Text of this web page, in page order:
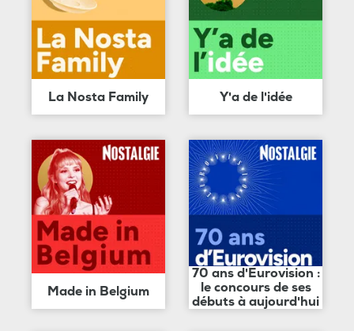
La Nosta Family Y'a de l'idée
Made in Belgium
70 ans d'Eurovision :
le concours de ses
débuts à aujourd'hui